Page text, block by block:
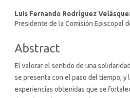
Main
Article
Content
Luis Fernando Rodríguez
Presidente de la Comisión Episcopal
Abstract
El valorar el sentido de una
se presenta con el paso del tiempo, y
experiencias obtenidas que se